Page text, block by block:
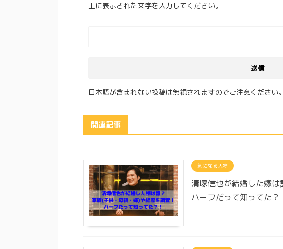
上に表示された文字を入力してください。
日本語が含まれない投稿は無視されますのでご注意ください
関連記事
気になる人物
清塚信也が結婚した嫁は
ハーフだって知ってた？